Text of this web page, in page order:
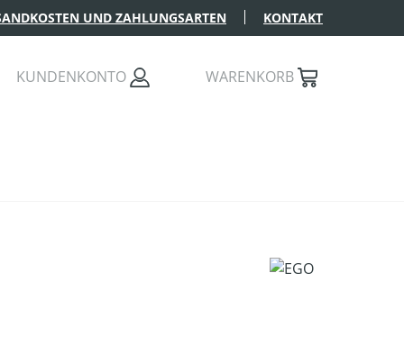
UND ZAHLUNGSARTEN KONTAKT
KUNDENKONTO WARENKORB